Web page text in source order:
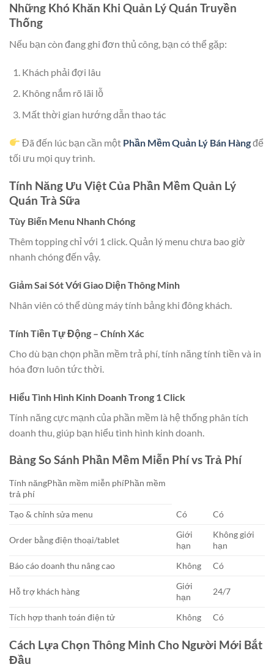
Những Khó Khăn Khi Quản Lý Quán Truyền
Thống
Nếu bạn còn đang ghi đơn thủ công, bạn có thể gặp:
Khách phải đợi lâu
Không nắm rõ lãi lỗ
Mất thời gian hướng dẫn thao tác
Đã đến lúc bạn cần một Phần Mềm Quản Lý Bán Hàngđể
tối ưu mọi quy trình.
Tính Năng Ưu Việt Của Phần Mềm Quản Lý
Quán Trà Sữa
Tùy Biến Menu Nhanh Chóng
Thêm topping chỉ với 1 click. Quản lý menu chưa bao giờ
nhanh chóng đến vậy.
Giảm Sai Sót Với Giao Diện Thông Minh
Nhân viên có thể dùng máy tính bảng khi đông khách.
Tính Tiền Tự Động – Chính Xác
Cho dù bạn chọn phần mềm trả phí, tính năng tính tiền và in
hóa đơn luôn tức thời.
Hiểu Tình Hình Kinh Doanh Trong 1 Click
Tính năng cực mạnh của phần mềm là hệ thống phân tích
doanh thu, giúp bạn hiểu tình hình kinh doanh.
Bảng So Sánh Phần Mềm Miễn Phí vs Trả Phí
Tính năngPhần mềm miễn phíPhần mềm
trả phí
Tạo & chỉnh sửa menu
Có Có
Order bằng điện thoại/tablet
Giới
hạn
Không giới
hạn
Báo cáo doanh thu nâng cao
Không Có
Hỗ trợ khách hàng
Giới
hạn
24/7
Tích hợp thanh toán điện tử Không Có
Cách Lựa Chọn Thông Minh Cho Người Mới Bắt
Đầu